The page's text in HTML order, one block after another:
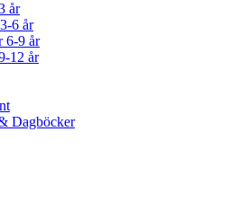
år
6 år
6-9 år
12 år
Dagböcker